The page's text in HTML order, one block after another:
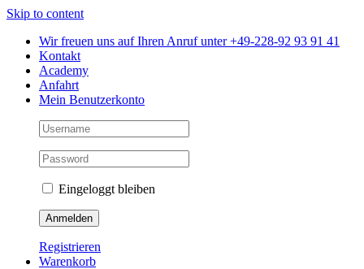
Skip to content
Wir freuen uns auf Ihren Anruf unter +49-228-92 93 91 41
Kontakt
Academy
Anfahrt
Mein Benutzerkonto
Eingeloggt bleiben
Registrieren
Warenkorb